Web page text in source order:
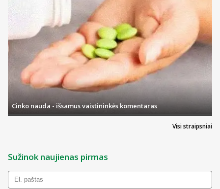
Visi straipsniai
Cinko nauda - išsamus vaistininkės komentaras
Sužinok naujienas pirmas